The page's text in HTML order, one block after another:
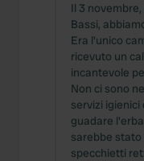
Il 3
Bassi,
Era l'unico
ricevuto un
incantevole
Non ci sono
servizi
guadare
sarebbe stato
specchietti